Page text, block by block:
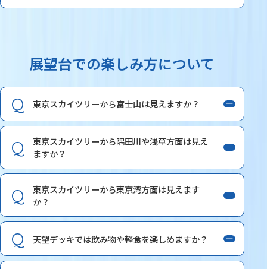
展望台での楽しみ方について
東京スカイツリーから富士山は見えますか？
東京スカイツリーから隅田川や浅草方面は見え
ますか？
東京スカイツリーから東京湾方面は見えます
か？
天望デッキでは飲み物や軽食を楽しめますか？